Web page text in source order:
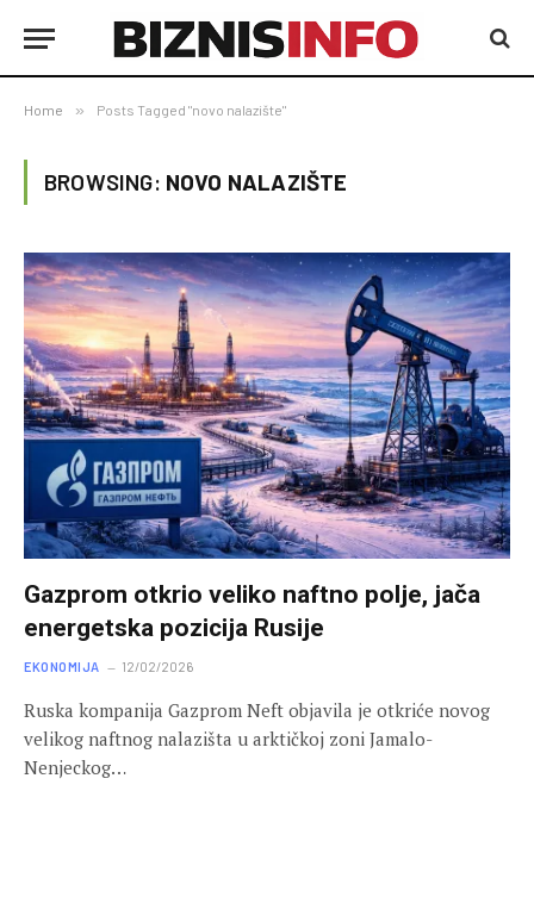
Home » Posts Tagged "novo nalazište"
BROWSING: NOVO NALAZIŠTE
Gazprom otkrio veliko naftno polje, jača
energetska pozicija Rusije
EKONOMIJA 12/02/2026
Ruska kompanija Gazprom Neft objavila je otkriće novog
velikog naftnog nalazišta u arktičkoj zoni Jamalo-
Nenjeckog…